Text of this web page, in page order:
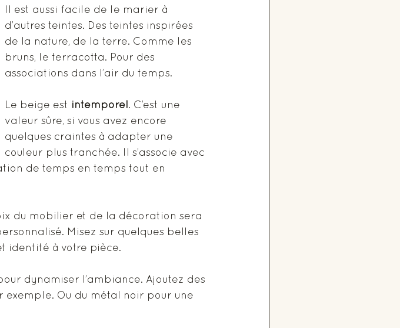
Il est aussi facile de le marier à
d’autres teintes. Des teintes inspirées
de la nature, de la terre. Comme les
bruns, le terracotta. Pour des
associations dans l’air du temps.
Le beige est intemporel. C’est une
valeur sûre, si vous avez encore
quelques craintes à adapter une
couleur plus tranchée. Il s’associe avec
de temps en temps tout en
du mobilier et de la décoration sera
Misez sur quelques belles
identité à votre pièce.
dynamiser l’ambiance. Ajoutez des
Ou du métal noir pour une